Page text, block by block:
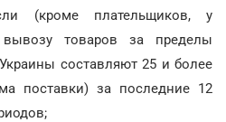
(кроме плательщиков, у
товаров за пределы
составляют 25 и более
поставки) за последние 12